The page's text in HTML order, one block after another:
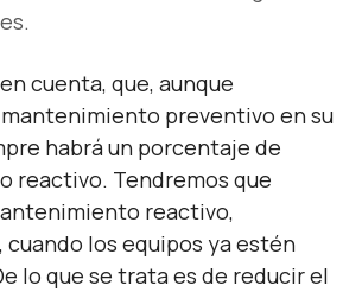
cuenta, que, aunque
preventivo en su
habrá un porcentaje de
reactivo. Tendremos que
reactivo,
los equipos ya estén
lo que se trata es de reducir el